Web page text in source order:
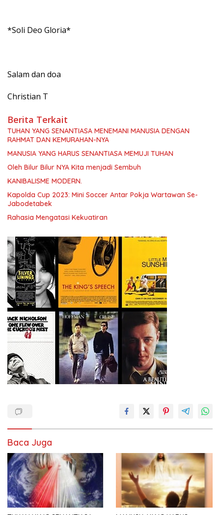
*Soli Deo Gloria*
Salam dan doa
Christian T
Berita Terkait
TUHAN YANG SENANTIASA MENEMANI MANUSIA DENGAN
RAHMAT DAN KEMURAHAN-NYA
MANUSIA YANG HARUS SENANTIASA MEMUJI TUHAN
Oleh Bilur Bilur NYA Kita menjadi Sembuh
KANIBALISME MODERN.
Kapolda Cup 2023: Mini Soccer Antar Pokja Wartawan Se-
Jabodetabek
Rahasia Mengatasi Kekuatiran
Baca Juga